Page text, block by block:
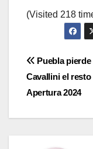
(Visited 218
de
Puebla
Cavallini el resto
Apertura 2024